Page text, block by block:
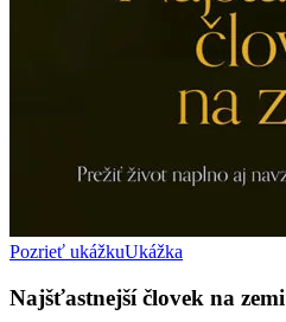
Pozrieť ukážkuUkážka
Najšťastnejší človek na zemi